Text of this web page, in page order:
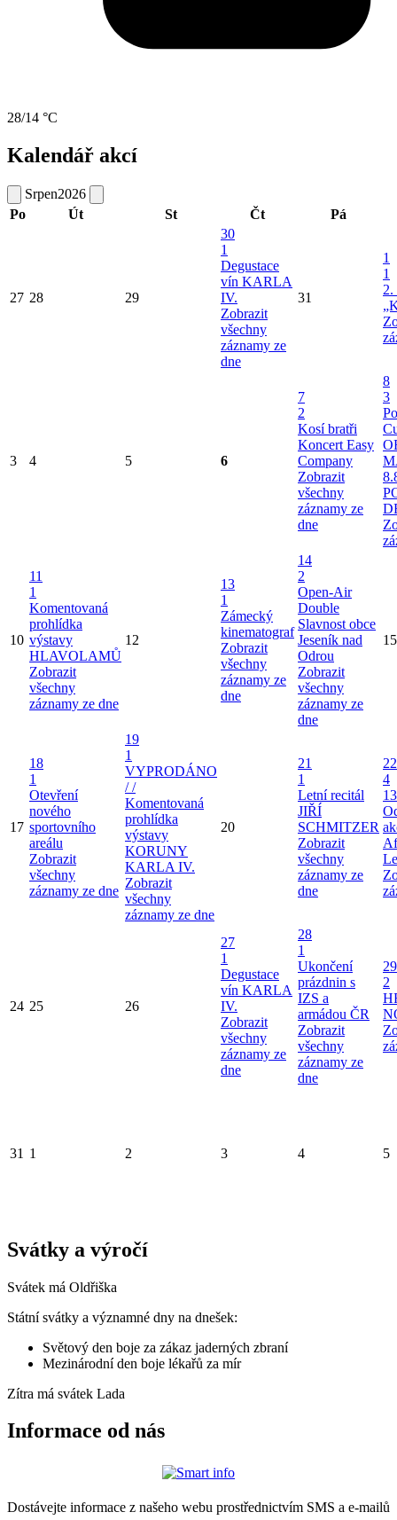
28/14 °C
Kalendář akcí
Srpen2026
Po
Út St Čt Pá
27 28 29
30
1
Degustace
vín KARLA
IV.
Zobrazit
všechny
záznamy ze
dne
31
1
1
2.
3 4 5 6
7
2
Kosí bratři
Koncert Easy
Company
Zobrazit
všechny
záznamy ze
dne
8
3
10
11
1
Komentovaná
prohlídka
výstavy
HLAVOLAMŮ
Zobrazit
všechny
záznamy ze dne
12
13
1
Zámecký
kinematograf
Zobrazit
všechny
záznamy ze
dne
14
2
Open-Air
Double
Slavnost obce
Jeseník nad
Odrou
Zobrazit
všechny
záznamy ze
dne
15
17
18
1
Otevření
nového
sportovního
areálu
Zobrazit
všechny
záznamy ze dne
19
1
VYPRODÁNO
/ /
Komentovaná
prohlídka
výstavy
KORUNY
KARLA IV.
Zobrazit
všechny
záznamy ze dne
20
21
1
Letní recitál
JIŘÍ
SCHMITZER
Zobrazit
všechny
záznamy ze
dne
22
4
24 25 26
27
1
Degustace
vín KARLA
IV.
Zobrazit
všechny
záznamy ze
dne
28
1
Ukončení
prázdnin s
IZS a
armádou ČR
Zobrazit
všechny
záznamy ze
dne
29
2
31 1 2 3 4 5
Svátky a výročí
Svátek má Oldřiška
Státní svátky a významné dny na dnešek:
Světový den boje za zákaz jaderných zbraní
Mezinárodní den boje lékařů za mír
Zítra má svátek Lada
Informace od nás
Dostávejte informace z našeho webu prostřednictvím SMS a e-mailů